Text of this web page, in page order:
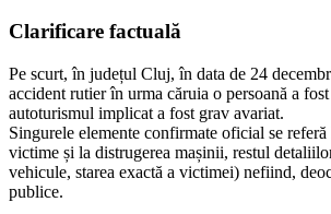
Clarificare factuală
Pe scurt, în județul Cluj, în data de 24
accident rutier în urma căruia o persoană a
autoturismul implicat a fost grav avariat.
Singurele elemente confirmate oficial se referă
victime și la distrugerea mașinii, restul
vehicule, starea exactă a victimei) nefiind,
publice.